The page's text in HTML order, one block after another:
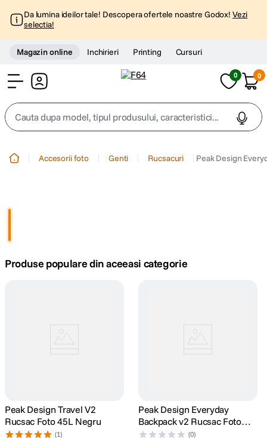
Da lumina ideilor tale! Descopera ofertele noastre Godox! Vezi
selectia!
Magazin online Inchirieri Printing Cursuri
0 0
Cauta dupa model, tipul produsului, caracteristici...
4. peak design
9. insta 360
godox
Accesorii foto Genti Rucsacuri Peak Design
Produse populare din aceeasi categorie
Peak Design Travel V2
Rucsac Foto 45L Negru
(1)
Peak Design Everyday
Backpack v2 Rucsac Foto
30L Negru
(0)